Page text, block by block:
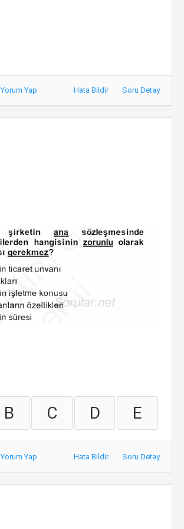
Yorum Yap Hata Bildir Soru Detay
B C D E
Yorum Yap Hata Bildir Soru Detay